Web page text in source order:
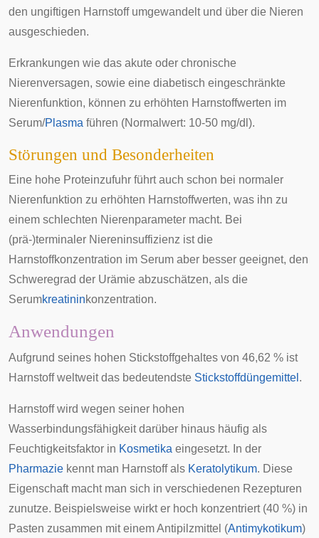
den ungiftigen Harnstoff umgewandelt und über die Nieren
ausgeschieden.
Erkrankungen wie das akute oder chronische
Nierenversagen, sowie eine diabetisch eingeschränkte
Nierenfunktion, können zu erhöhten Harnstoffwerten im
Serum/Plasma führen (Normalwert: 10-50 mg/dl).
Störungen und Besonderheiten
Eine hohe Proteinzufuhr führt auch schon bei normaler
Nierenfunktion zu erhöhten Harnstoffwerten, was ihn zu
einem schlechten Nierenparameter macht. Bei
(prä-)terminaler Niereninsuffizienz ist die
Harnstoffkonzentration im Serum aber besser geeignet, den
Schweregrad der Urämie abzuschätzen, als die
Serumkreatininkonzentration.
Anwendungen
Aufgrund seines hohen Stickstoffgehaltes von 46,62 % ist
Harnstoff weltweit das bedeutendste Stickstoffdüngemittel .
Harnstoff wird wegen seiner hohen
Wasserbindungsfähigkeit darüber hinaus häufig als
Feuchtigkeitsfaktor in Kosmetika eingesetzt. In der
Pharmazie kennt man Harnstoff als Keratolytikum. Diese
Eigenschaft macht man sich in verschiedenen Rezepturen
zunutze. Beispielsweise wirkt er hoch konzentriert (40 %) in
Pasten zusammen mit einem Antipilzmittel (Antimykotikum)